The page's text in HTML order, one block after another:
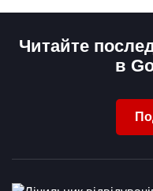
Читайте
в